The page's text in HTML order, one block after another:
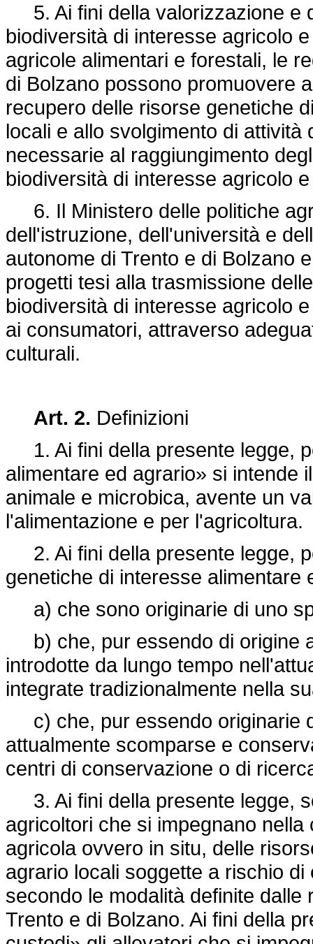
5. Ai fini della valorizzazione e
biodiversità di interesse agricolo
agricole alimentari e forestali, le
di Bolzano possono promuovere
recupero delle risorse genetiche
locali e allo svolgimento di
necessarie al raggiungimento
biodiversità di interesse agricolo
6. Il Ministero delle politiche
dell'istruzione, dell'università e
autonome di Trento e di Bolzano
progetti tesi alla trasmissione
biodiversità di interesse agricolo
ai consumatori, attraverso
culturali.
Art. 2. Definizioni
1. Ai fini della presente legge,
alimentare ed agrario» si intende
animale e microbica, avente un
l'alimentazione e per l'agricoltura.
2. Ai fini della presente legge,
genetiche di interesse alimentare
a) che sono originarie di uno
b) che, pur essendo di origine
introdotte da lungo tempo
integrate tradizionalmente nella
c) che, pur essendo originarie
attualmente scomparse e
centri di conservazione o di
3. Ai fini della presente legge,
agricoltori che si impegnano
agricola ovvero in situ, delle
agrario locali soggette a rischio
secondo le modalità definite
Trento e di Bolzano. Ai fini della